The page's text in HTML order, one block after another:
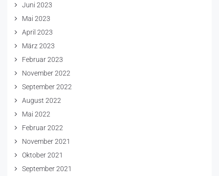
Juni 2023
Mai 2023
April 2023
März 2023
Februar 2023
November 2022
September 2022
August 2022
Mai 2022
Februar 2022
November 2021
Oktober 2021
September 2021